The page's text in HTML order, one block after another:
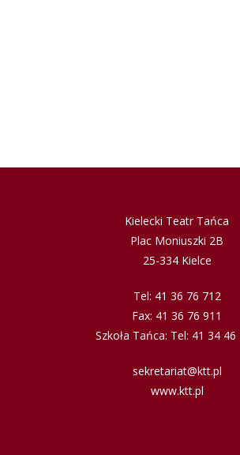
Kielecki Teatr Tańca
Plac Moniuszki 2B
25-334 Kielce
Tel: 41 36 76 712
Fax: 41 36 76 911
Szkoła Tańca: Tel: 41 34 46
sekretariat@ktt.pl
www.ktt.pl